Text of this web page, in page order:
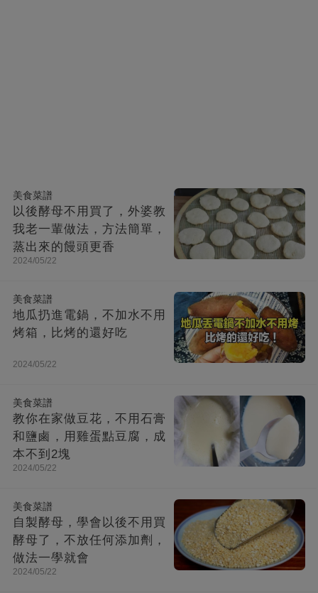
美食菜譜
以後酵母不用買了，外婆教
我老一輩做法，方法簡單，
蒸出來的饅頭更香
2024/05/22
美食菜譜
地瓜扔進電鍋，不加水不用
烤箱，比烤的還好吃
2024/05/22
美食菜譜
教你在家做豆花，不用石膏
和鹽鹵，用雞蛋點豆腐，成
本不到2塊
2024/05/22
美食菜譜
自製酵母，學會以後不用買
酵母了，不放任何添加劑，
做法一學就會
2024/05/22